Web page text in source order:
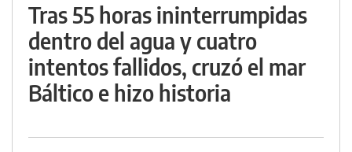
Tras 55 horas ininterrumpidas
dentro del agua y cuatro
intentos fallidos, cruzó el mar
Báltico e hizo historia